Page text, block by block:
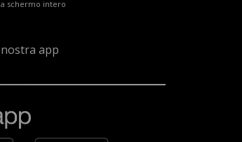
a schermo intero
app